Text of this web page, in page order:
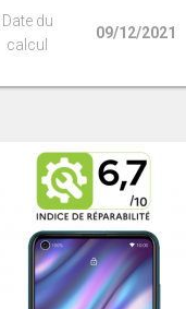
Date du
calcul
09/12/2021